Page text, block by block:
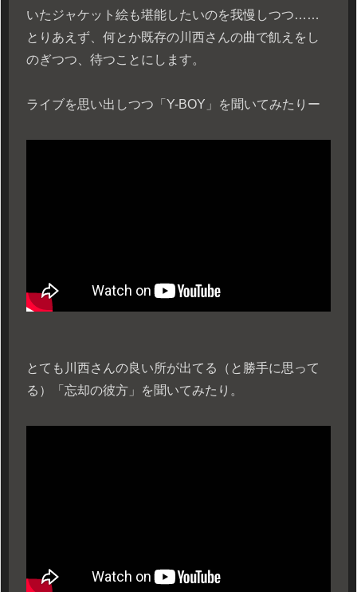
いたジャケット絵も堪能したいのを我慢しつつ……
とりあえず、何とか既存の川西さんの曲で飢えをし
のぎつつ、待つことにします。
ライブを思い出しつつ「Y-BOY」を聞いてみたりー
とても川西さんの良い所が出てる（と勝手に思って
る）「忘却の彼方」を聞いてみたり。